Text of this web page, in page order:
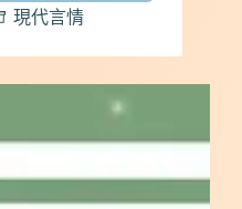
現代言情